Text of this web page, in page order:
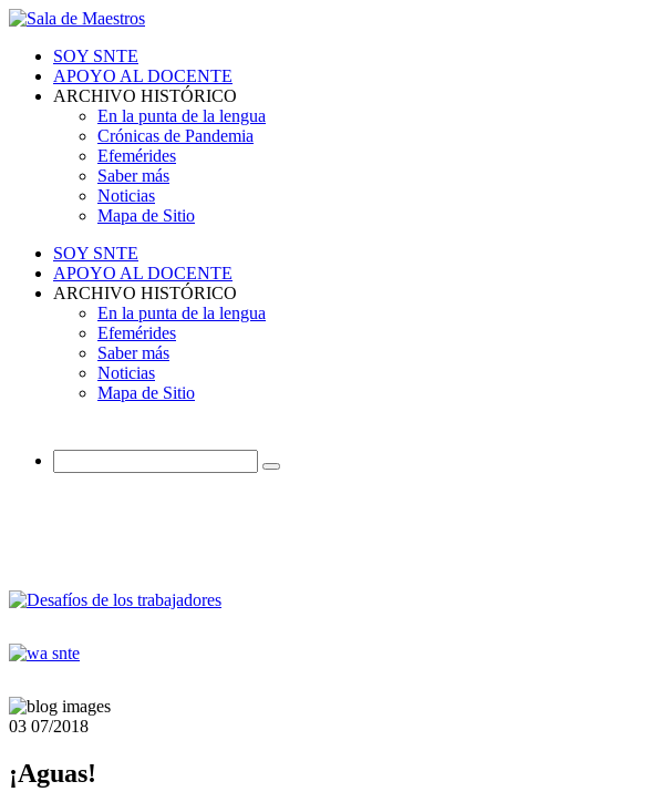
SOY SNTE
APOYO AL DOCENTE
ARCHIVO HISTÓRICO
En la punta de la lengua
Crónicas de Pandemia
Efemérides
Saber más
Noticias
Mapa de Sitio
SOY SNTE
APOYO AL DOCENTE
ARCHIVO HISTÓRICO
En la punta de la lengua
Efemérides
Saber más
Noticias
Mapa de Sitio
03 07/2018
¡Aguas!